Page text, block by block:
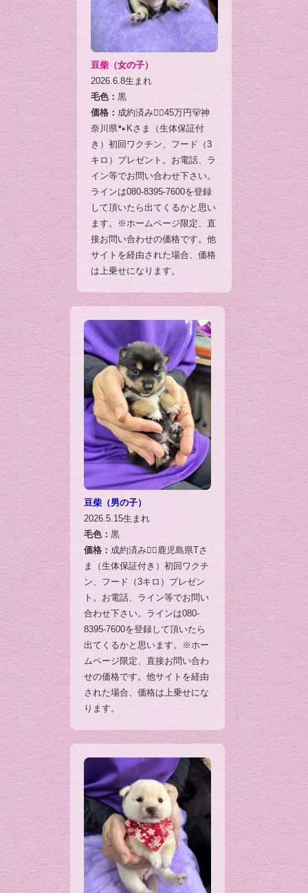
豆柴（女の子）
2026.6.8生まれ
毛色： 黒
価格： 成約済み🙇‍♂️45万円🐻神
奈川県🐾Kさま（生体保証付
き）初回ワクチン、フード（3
キロ）プレゼント。お電話、ラ
イン等でお問い合わせ下さい。
ラインは080-8395-7600を登録
して頂いたら出てくるかと思い
ます。※ホームページ限定、直
接お問い合わせの価格です。他
サイトを経由された場合、価格
は上乗せになります。
豆柴（男の子）
2026.5.15生まれ
毛色： 黒
価格： 成約済み🙇‍♂️鹿児島県Tさ
ま（生体保証付き）初回ワクチ
ン、フード（3キロ）プレゼン
ト。お電話、ライン等でお問い
合わせ下さい。ラインは080-
8395-7600を登録して頂いたら
出てくるかと思います。※ホー
ムページ限定、直接お問い合わ
せの価格です。他サイトを経由
された場合、価格は上乗せにな
ります。